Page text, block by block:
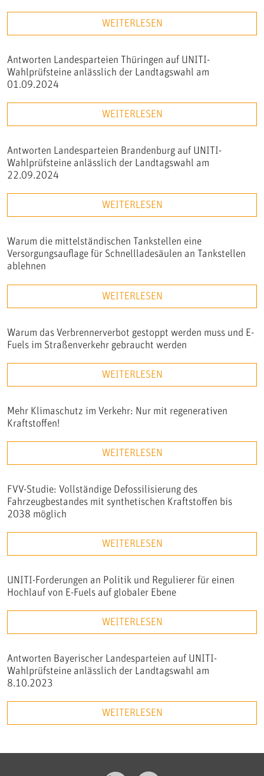
WEITERLESEN
Antworten Landesparteien Thüringen auf UNITI-
Wahlprüfsteine anlässlich der Landtagswahl am
01.09.2024
WEITERLESEN
Antworten Landesparteien Brandenburg auf UNITI-
Wahlprüfsteine anlässlich der Landtagswahl am
22.09.2024
WEITERLESEN
Warum die mittelständischen Tankstellen eine
Versorgungsauflage für Schnellladesäulen an Tankstellen
ablehnen
WEITERLESEN
Warum das Verbrennerverbot gestoppt werden muss und E-
Fuels im Straßenverkehr gebraucht werden
WEITERLESEN
Mehr Klimaschutz im Verkehr: Nur mit regenerativen
Kraftstoffen!
WEITERLESEN
FVV-Studie: Vollständige Defossilisierung des
Fahrzeugbestandes mit synthetischen Kraftstoffen bis
2038 möglich
WEITERLESEN
UNITI-Forderungen an Politik und Regulierer für einen
Hochlauf von E-Fuels auf globaler Ebene
WEITERLESEN
Antworten Bayerischer Landesparteien auf UNITI-
Wahlprüfsteine anlässlich der Landtagswahl am
8.10.2023
WEITERLESEN